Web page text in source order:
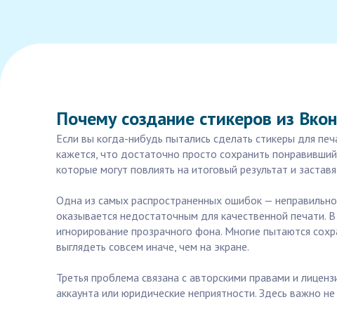
Почему создание стикеров из
Если вы когда-нибудь пытались сделать стикеры для
кажется, что достаточно просто сохранить
которые могут повлиять на итоговый результат и
Одна из самых распространенных ошибок —
оказывается недостаточным для качественной печати.
игнорирование прозрачного фона. Многие пытаются
выглядеть совсем иначе, чем на экране.
Третья проблема связана с авторскими правами и
аккаунта или юридические неприятности. Здесь важно